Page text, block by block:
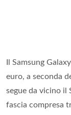
Il Samsung Galaxy
euro, a seconda
segue da vicino il
fascia compresa